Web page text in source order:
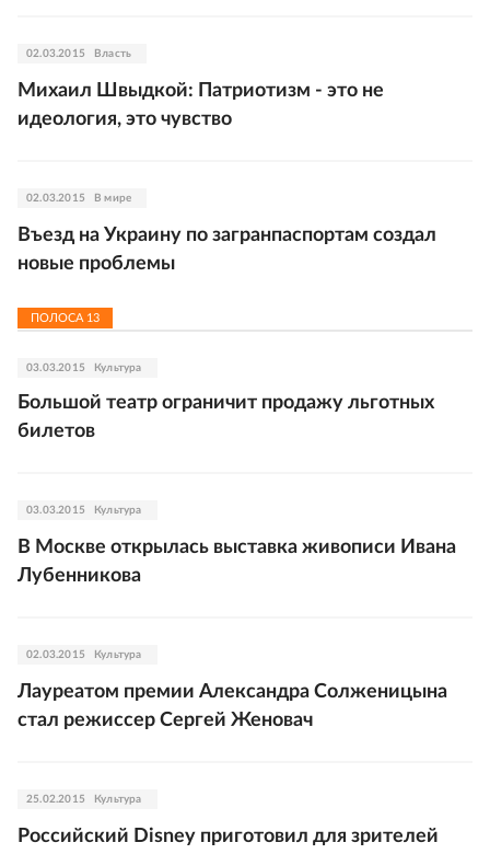
02.03.2015 Власть
Михаил Швыдкой: Патриотизм - это не
идеология, это чувство
02.03.2015 В мире
Въезд на Украину по загранпаспортам создал
новые проблемы
ПОЛОСА 13
03.03.2015 Культура
Большой театр ограничит продажу льготных
билетов
03.03.2015 Культура
В Москве открылась выставка живописи Ивана
Лубенникова
02.03.2015 Культура
Лауреатом премии Александра Солженицына
стал режиссер Сергей Женовач
25.02.2015 Культура
Российский Disney приготовил для зрителей